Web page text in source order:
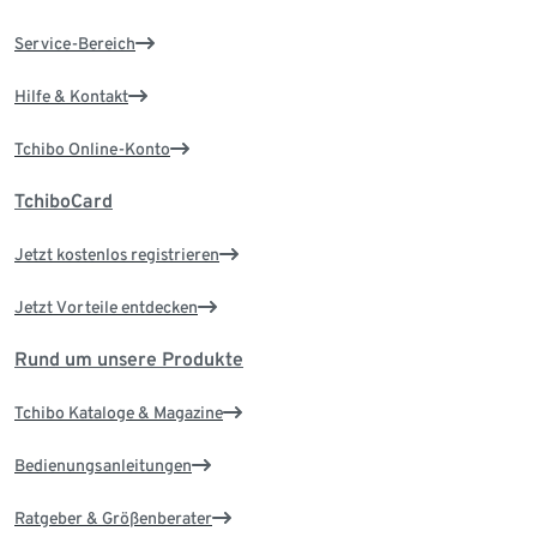
Service-Bereich
Hilfe & Kontakt
Tchibo Online-Konto
TchiboCard
Jetzt kostenlos registrieren
Jetzt Vorteile entdecken
Rund um unsere Produkte
Tchibo Kataloge & Magazine
Bedienungsanleitungen
Ratgeber & Größenberater